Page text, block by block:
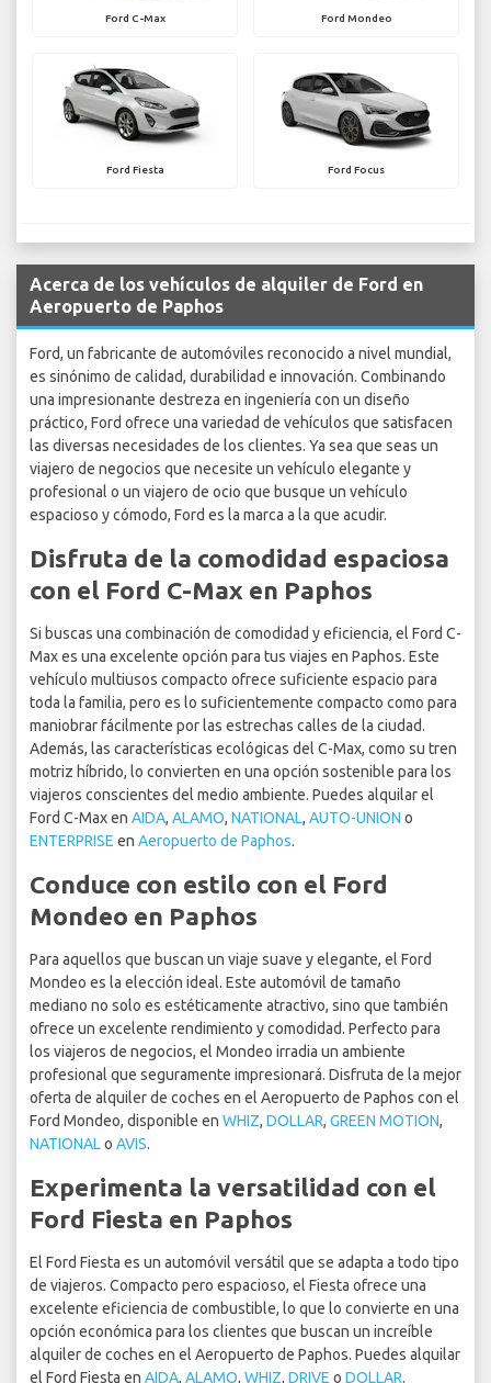
Ford C-Max Ford Mondeo
Ford Fiesta Ford Focus
Acerca de los vehículos de alquiler de Ford en
Aeropuerto de Paphos
Ford, un fabricante de automóviles reconocido a nivel mundial,
es sinónimo de calidad, durabilidad e innovación. Combinando
una impresionante destreza en ingeniería con un diseño
práctico, Ford ofrece una variedad de vehículos que satisfacen
las diversas necesidades de los clientes. Ya sea que seas un
viajero de negocios que necesite un vehículo elegante y
profesional o un viajero de ocio que busque un vehículo
espacioso y cómodo, Ford es la marca a la que acudir.
Disfruta de la comodidad espaciosa
con el Ford C-Max en Paphos
Si buscas una combinación de comodidad y eficiencia, el Ford C-
Max es una excelente opción para tus viajes en Paphos. Este
vehículo multiusos compacto ofrece suficiente espacio para
toda la familia, pero es lo suficientemente compacto como para
maniobrar fácilmente por las estrechas calles de la ciudad.
Además, las características ecológicas del C-Max, como su tren
motriz híbrido, lo convierten en una opción sostenible para los
viajeros conscientes del medio ambiente. Puedes alquilar el
Ford C-Max en AIDA, ALAMO, NATIONAL, AUTO-UNION o
ENTERPRISE en Aeropuerto de Paphos.
Conduce con estilo con el Ford
Mondeo en Paphos
Para aquellos que buscan un viaje suave y elegante, el Ford
Mondeo es la elección ideal. Este automóvil de tamaño
mediano no solo es estéticamente atractivo, sino que también
ofrece un excelente rendimiento y comodidad. Perfecto para
los viajeros de negocios, el Mondeo irradia un ambiente
profesional que seguramente impresionará. Disfruta de la mejor
oferta de alquiler de coches en el Aeropuerto de Paphos con el
Ford Mondeo, disponible en WHIZ, DOLLAR, GREEN MOTION,
NATIONALo AVIS.
Experimenta la versatilidad con el
Ford Fiesta en Paphos
El Ford Fiesta es un automóvil versátil que se adapta a todo tipo
de viajeros. Compacto pero espacioso, el Fiesta ofrece una
excelente eficiencia de combustible, lo que lo convierte en una
opción económica para los clientes que buscan un increíble
alquiler de coches en el Aeropuerto de Paphos. Puedes alquilar
el Ford Fiesta en AIDA, ALAMO, WHIZ, DRIVE o DOLLAR.